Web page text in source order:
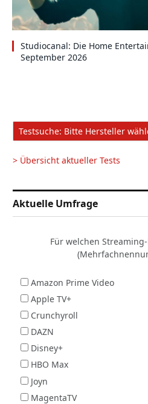
Studiocanal: Die Home
September 2026
> Übersicht aktueller Tests
Aktuelle Umfrage
Für welchen
Amazon Prime Video
Apple TV+
Crunchyroll
DAZN
Disney+
HBO Max
Joyn
MagentaTV